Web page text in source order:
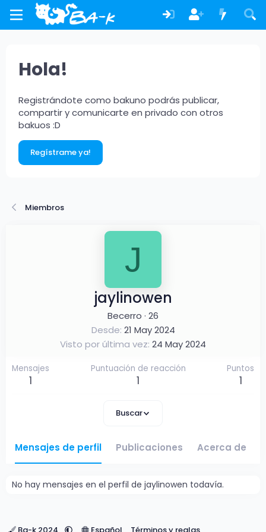
Hola!
Registrándote como bakuno podrás publicar,
compartir y comunicarte en privado con otros
bakuos :D
Regístrame ya!
Miembros
J
jaylinowen
Becerro · 26
Desde 21 May 2024
Visto por última vez 24 May 2024
Mensajes
1
Puntuación de reacción
1
Puntos
1
Buscar
Mensajes de perfil Publicaciones Acerca de
No hay mensajes en el perfil de jaylinowen todavía.